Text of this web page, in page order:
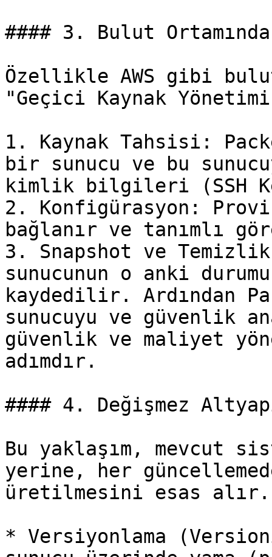
#### 3. Bulut
Özellikle AWS gibi
"Geçici Kaynak
1. Kaynak Tahsisi:
bir sunucu ve bu
kimlik bilgileri (SSH
2. Konfigürasyon:
bağlanır ve tanımlı
3. Snapshot ve
sunucunun o anki
kaydedilir. Ardından
sunucuyu ve güvenlik
güvenlik ve maliyet
adımdır.
#### 4. Değişmez
Bu yaklaşım, mevcut
yerine, her
üretilmesini esas alır.
* Versiyonlama